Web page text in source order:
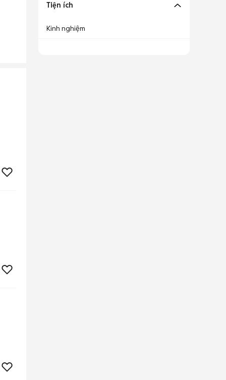
Tiện ích
Kinh nghiệm